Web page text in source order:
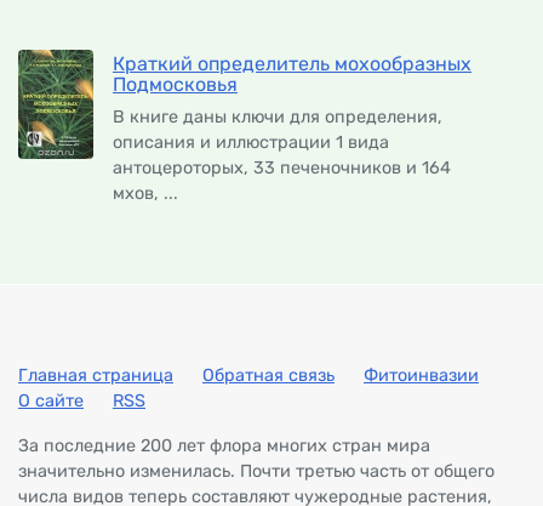
Краткий определитель мохообразных
Подмосковья
В книге даны ключи для определения,
описания и иллюстрации 1 вида
антоцероторых, 33 печеночников и 164
мхов, ...
Главная страница Обратная связь
Фитоинвазии
О сайте
RSS
За последние 200 лет флора многих стран мира
значительно изменилась. Почти третью часть от общего
числа видов теперь составляют чужеродные растения,